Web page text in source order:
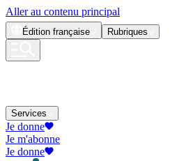
Aller au contenu principal
Édition française Rubriques
Services
Je donne
Je m'abonne
Je donne